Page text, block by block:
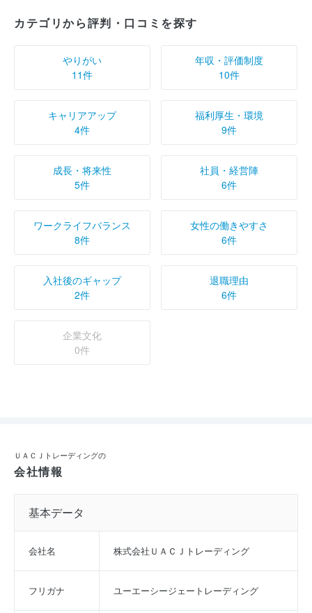
カテゴリから評判・口コミを探す
やりがい
11件
年収・評価制度
10件
キャリアアップ
4件
福利厚生・環境
9件
成長・将来性
5件
社員・経営陣
6件
ワークライフバランス
8件
女性の働きやすさ
6件
入社後のギャップ
2件
退職理由
6件
企業文化
0件
ＵＡＣＪトレーディングの
会社情報
基本データ
会社名 株式会社ＵＡＣＪトレーディング
フリガナ ユーエーシージェートレーディング